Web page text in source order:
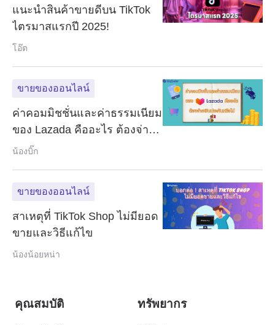
แนะนำสินค้าขายดีบน TikTok
ไตรมาสแรกปี 2025!
โอ๊ต
ขายของออนไลน์
ค่าคอมมิชชั่นและค่าธรรมเนียม
ของ Lazada คืออะไร ต้องจ่าย
ค่าประกันไหม
น้องบิ๊ก
ขายของออนไลน์
สาเหตุที่ TikTok Shop ไม่มียอด
ขายและวิธีแก้ไข
น้องน้อยหน่า
คุณสมบัติ ทรัพยากร